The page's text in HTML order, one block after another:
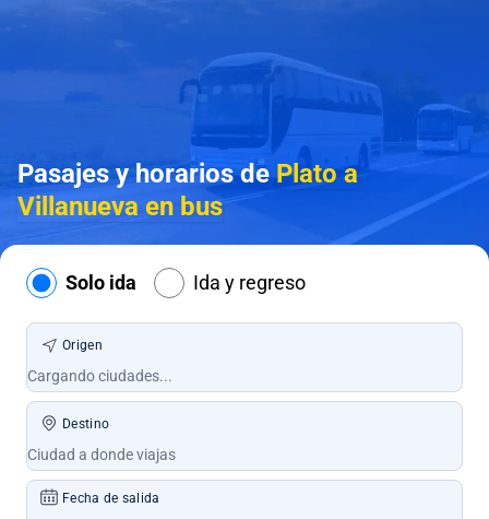
Pasajes y horarios dePlato a
Villanueva en bus
Solo ida Ida y regreso
Origen
Destino
Fecha de salida